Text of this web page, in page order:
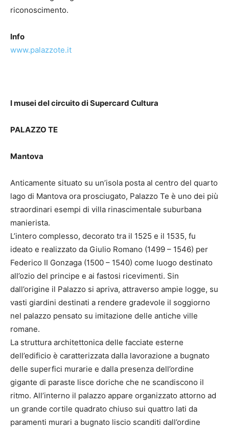
riconoscimento.
Info
www.palazzote.it
I musei del circuito di Supercard Cultura
PALAZZO TE
Mantova
Anticamente situato su un’isola posta al centro del quarto
lago di Mantova ora prosciugato, Palazzo Te è uno dei più
straordinari esempi di villa rinascimentale suburbana
manierista.
L’intero complesso, decorato tra il 1525 e il 1535, fu
ideato e realizzato da Giulio Romano (1499 – 1546) per
Federico II Gonzaga (1500 – 1540) come luogo destinato
all’ozio del principe e ai fastosi ricevimenti. Sin
dall’origine il Palazzo si apriva, attraverso ampie logge, su
vasti giardini destinati a rendere gradevole il soggiorno
nel palazzo pensato su imitazione delle antiche ville
romane.
La struttura architettonica delle facciate esterne
dell’edificio è caratterizzata dalla lavorazione a bugnato
delle superfici murarie e dalla presenza dell’ordine
gigante di paraste lisce doriche che ne scandiscono il
ritmo. All’interno il palazzo appare organizzato attorno ad
un grande cortile quadrato chiuso sui quattro lati da
paramenti murari a bugnato liscio scanditi dall’ordine